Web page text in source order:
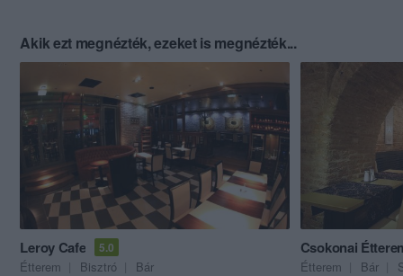
Akik ezt megnézték, ezeket is megnézték...
Leroy Cafe 5.0
Étterem Bisztró Bár
Csokonai
Étterem Bár